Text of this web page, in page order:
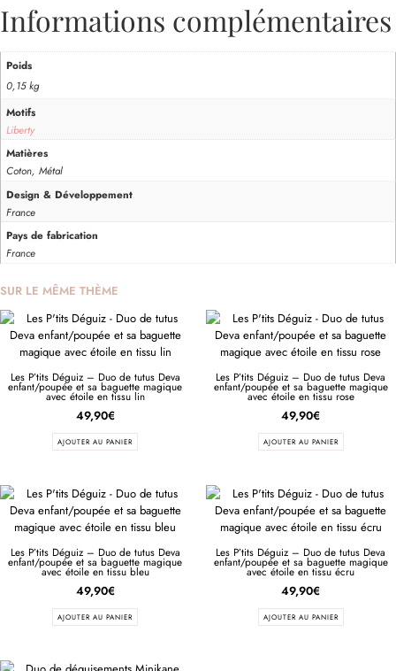
Informations complémentaires
Poids
0,15 kg
Motifs
Liberty
Matières
Coton, Métal
Design & Développement
France
Pays de fabrication
France
SUR LE MÊME THÈME
Les P’tits Déguiz – Duo de tutus Deva
enfant/poupée et sa baguette magique
avec étoile en tissu lin
49,90€
AJOUTER AU PANIER
Les P’tits Déguiz – Duo de tutus Deva
enfant/poupée et sa baguette magique
avec étoile en tissu rose
49,90€
AJOUTER AU PANIER
Les P’tits Déguiz – Duo de tutus Deva
enfant/poupée et sa baguette magique
avec étoile en tissu bleu
49,90€
AJOUTER AU PANIER
Les P’tits Déguiz – Duo de tutus Deva
enfant/poupée et sa baguette magique
avec étoile en tissu écru
49,90€
AJOUTER AU PANIER